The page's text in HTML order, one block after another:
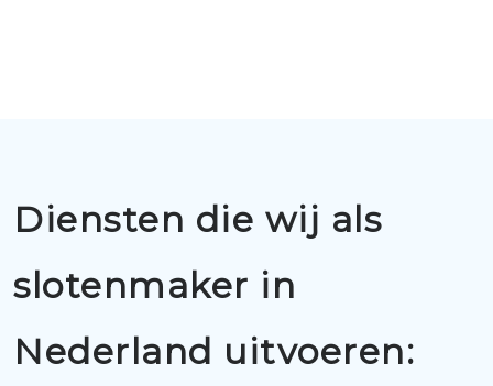
Diensten die wij als
slotenmaker in
Nederland uitvoeren: